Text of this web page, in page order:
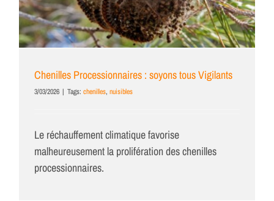
Chenilles Processionnaires : soyons tous Vigilants
3/03/2026 | Tags: chenilles, nuisibles
Le réchauffement climatique favorise
malheureusement la prolifération des chenilles
processionnaires.